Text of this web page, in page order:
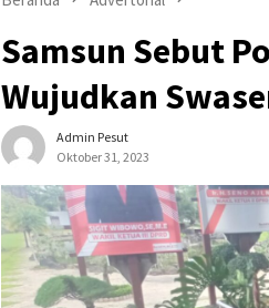
Samsun Sebut
Wujudkan
Admin Pesut
Oktober 31, 2023